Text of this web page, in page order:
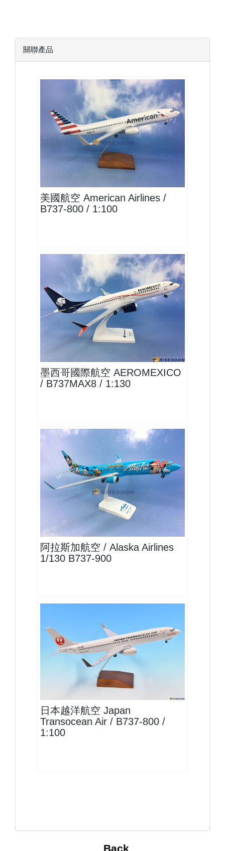
關聯產品
AAL10B738P01
美國航空 American Airlines /
B737-800 / 1:100
AMX13B73M801 $1600
墨西哥國際航空 AEROMEXICO
/ B737MAX8 / 1:130
ASA13B739P02
阿拉斯加航空 / Alaska Airlines
1/130 B737-900
JAL10B738P02
日本越洋航空 Japan
Transocean Air / B737-800 /
1:100